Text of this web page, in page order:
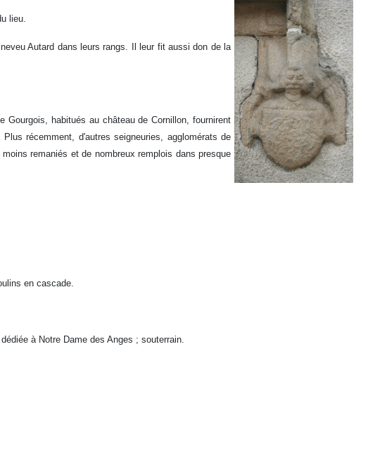
lieu.
Autard dans leurs rangs. Il leur fit aussi don de la
habitués au château de Cornillon, fournirent
récemment, d'autres seigneuries, agglomérats de
remaniés et de nombreux remplois dans presque
en cascade.
à Notre Dame des Anges ; souterrain.